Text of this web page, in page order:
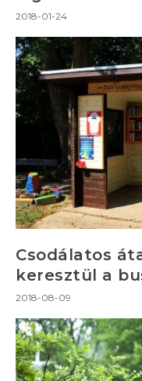
2018-01-24
Csodálatos
keresztül a
2018-08-09